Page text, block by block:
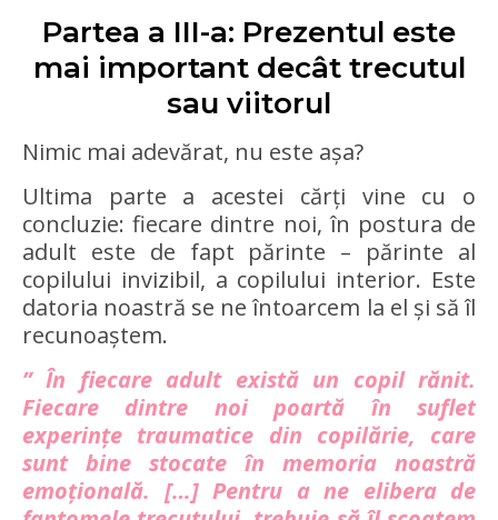
Partea a III-a: Prezentul este
mai important decât trecutul
sau viitorul
Nimic mai adevărat, nu este așa?
Ultima parte a acestei cărți vine cu o
concluzie: fiecare dintre noi, în postura de
adult este de fapt părinte – părinte al
copilului invizibil, a copilului interior. Este
datoria noastră se ne întoarcem la el și să îl
recunoaștem.
” În fiecare adult există un copil rănit.
Fiecare dintre noi poartă în suflet
experințe traumatice din copilărie, care
sunt bine stocate în memoria noastră
emoțională. […] Pentru a ne elibera de